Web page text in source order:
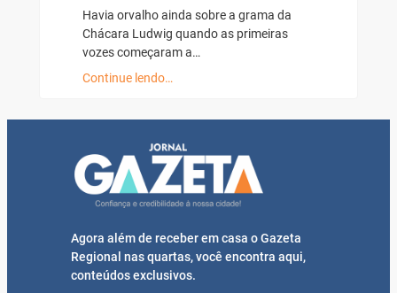
Havia orvalho ainda sobre a grama da
Chácara Ludwig quando as primeiras
vozes começaram a…
Continue lendo…
Agora além de receber em casa o Gazeta
Regional nas quartas, você encontra aqui,
conteúdos exclusivos.